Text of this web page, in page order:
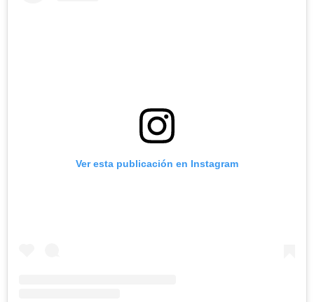
Ver esta publicación en Instagram